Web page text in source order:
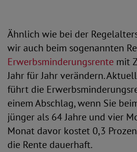
Ähnlich wie bei der
wir auch beim sogenannten
Erwerbsminderungsrente mit
Jahr für Jahr verändern.
führt die
einem Abschlag, wenn Sie
jünger als 64 Jahre und vier
Monat davor kostet 0,3
die Rente dauerhaft.